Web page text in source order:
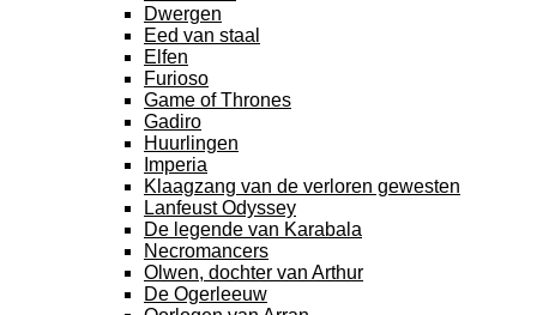
Dwergen
Eed van staal
Elfen
Furioso
Game of Thrones
Gadiro
Huurlingen
Imperia
Klaagzang van de verloren gewesten
Lanfeust Odyssey
De legende van Karabala
Necromancers
Olwen, dochter van Arthur
De Ogerleeuw